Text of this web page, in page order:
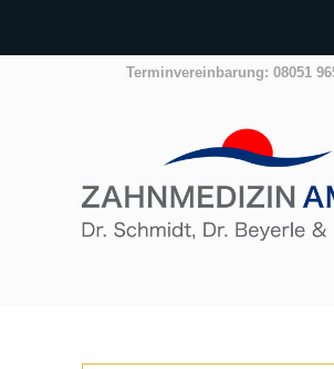
Terminvereinbarung: 08051